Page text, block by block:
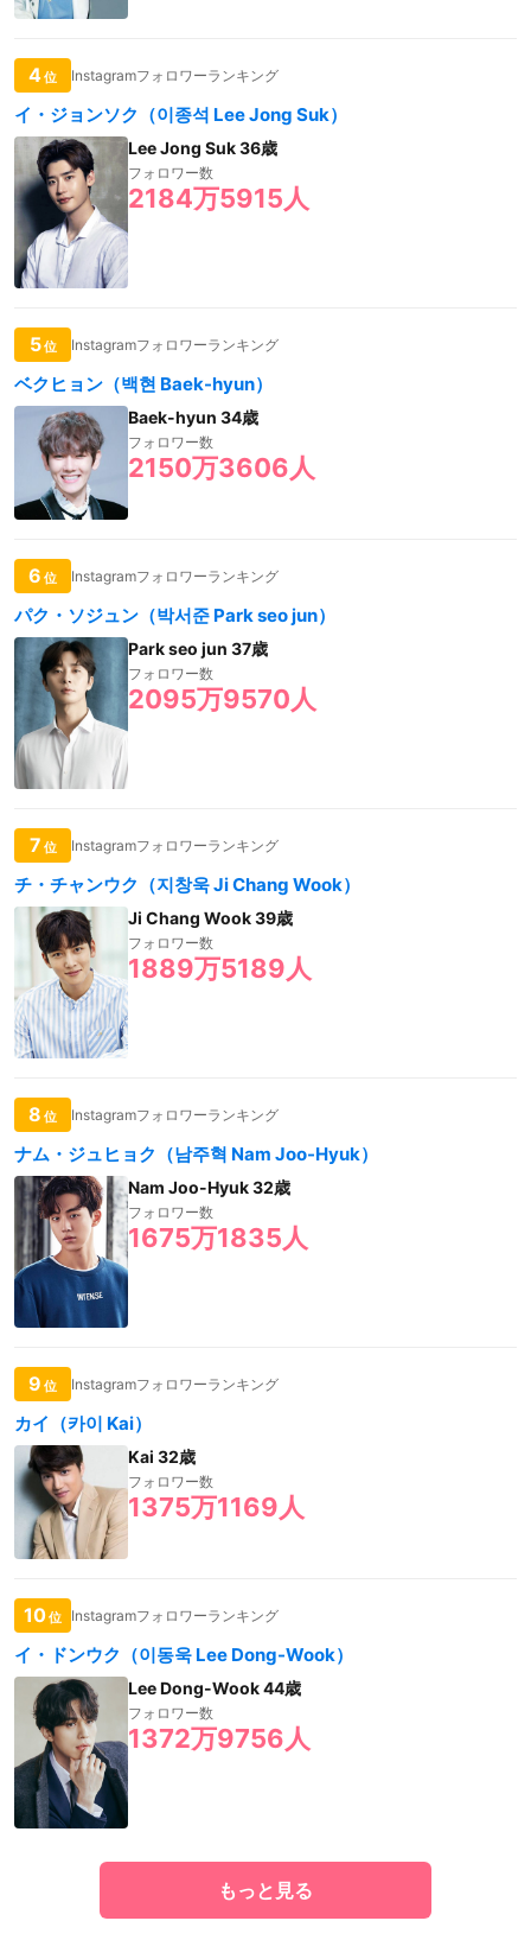
4位 Instagramフォロワーランキング
イ・ジョンソク（이종석 Lee Jong Suk）
Lee Jong Suk 36歳
フォロワー数
2184万5915人
5位 Instagramフォロワーランキング
ベクヒョン（백현 Baek-hyun）
Baek-hyun 34歳
フォロワー数
2150万3606人
6 位 Instagramフォロワーランキング
パク・ソジュン（박서준 Park seo jun）
Park seo jun 37歳
フォロワー数
2095万9570人
7 位 Instagramフォロワーランキング
チ・チャンウク（지창욱 Ji Chang Wook）
Ji Chang Wook 39歳
フォロワー数
1889万5189人
8 位 Instagramフォロワーランキング
ナム・ジュヒョク（남주혁 Nam Joo-Hyuk）
Nam Joo-Hyuk 32歳
フォロワー数
1675万1835人
9 位 Instagramフォロワーランキング
カイ（카이 Kai）
Kai 32歳
フォロワー数
1375万1169人
10位 Instagramフォロワーランキング
イ・ドンウク（이동욱 Lee Dong-Wook）
Lee Dong-Wook 44歳
フォロワー数
1372万9756人
もっと見る